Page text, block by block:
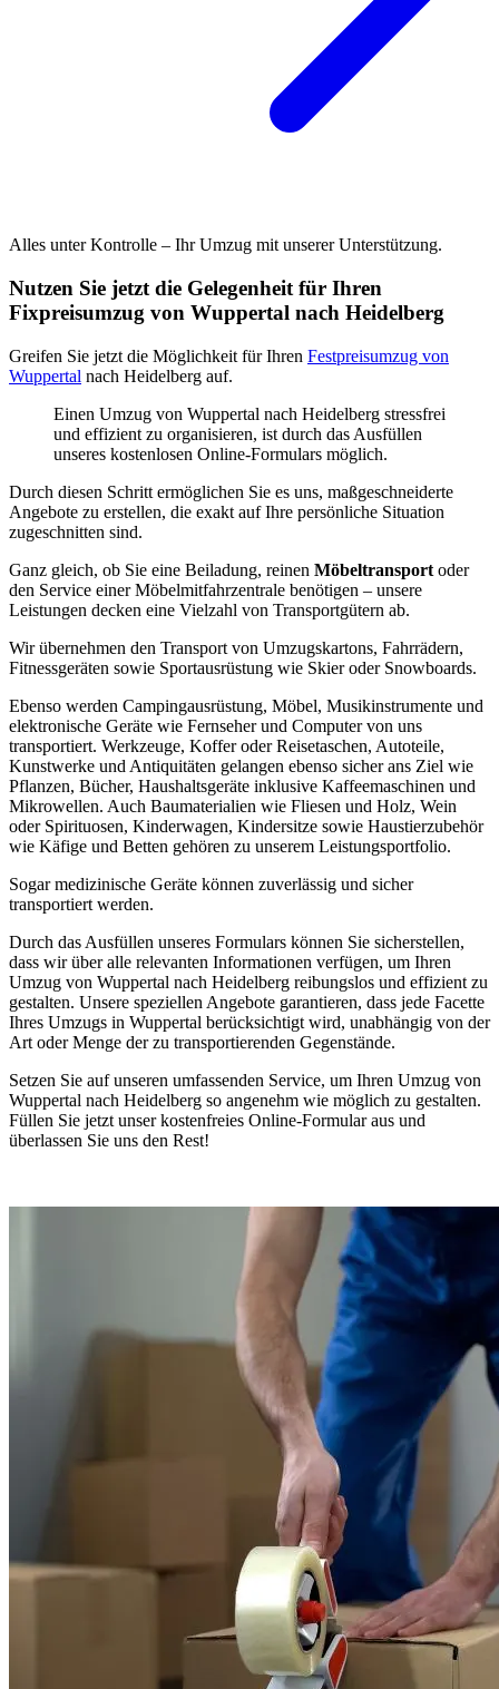
Alles unter Kontrolle – Ihr Umzug mit unserer Unterstützung.
Nutzen Sie jetzt die Gelegenheit für Ihren
Fixpreisumzug von Wuppertal nach Heidelberg
Greifen Sie jetzt die Möglichkeit für Ihren Festpreisumzug von
Wuppertal nach Heidelberg auf.
Einen Umzug von Wuppertal nach Heidelberg stressfrei
und effizient zu organisieren, ist durch das Ausfüllen
unseres kostenlosen Online-Formulars möglich.
Durch diesen Schritt ermöglichen Sie es uns, maßgeschneiderte
Angebote zu erstellen, die exakt auf Ihre persönliche Situation
zugeschnitten sind.
Ganz gleich, ob Sie eine Beiladung, reinen Möbeltransport oder
den Service einer Möbelmitfahrzentrale benötigen – unsere
Leistungen decken eine Vielzahl von Transportgütern ab.
Wir übernehmen den Transport von Umzugskartons, Fahrrädern,
Fitnessgeräten sowie Sportausrüstung wie Skier oder Snowboards.
Ebenso werden Campingausrüstung, Möbel, Musikinstrumente und
elektronische Geräte wie Fernseher und Computer von uns
transportiert. Werkzeuge, Koffer oder Reisetaschen, Autoteile,
Kunstwerke und Antiquitäten gelangen ebenso sicher ans Ziel wie
Pflanzen, Bücher, Haushaltsgeräte inklusive Kaffeemaschinen und
Mikrowellen. Auch Baumaterialien wie Fliesen und Holz, Wein
oder Spirituosen, Kinderwagen, Kindersitze sowie Haustierzubehör
wie Käfige und Betten gehören zu unserem Leistungsportfolio.
Sogar medizinische Geräte können zuverlässig und sicher
transportiert werden.
Durch das Ausfüllen unseres Formulars können Sie sicherstellen,
dass wir über alle relevanten Informationen verfügen, um Ihren
Umzug von Wuppertal nach Heidelberg reibungslos und effizient zu
gestalten. Unsere speziellen Angebote garantieren, dass jede Facette
Ihres Umzugs in Wuppertal berücksichtigt wird, unabhängig von der
Art oder Menge der zu transportierenden Gegenstände.
Setzen Sie auf unseren umfassenden Service, um Ihren Umzug von
Wuppertal nach Heidelberg so angenehm wie möglich zu gestalten.
Füllen Sie jetzt unser kostenfreies Online-Formular aus und
überlassen Sie uns den Rest!